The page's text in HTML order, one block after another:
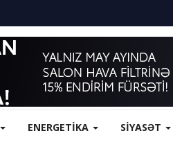
ENERGETİKA SİYASƏT